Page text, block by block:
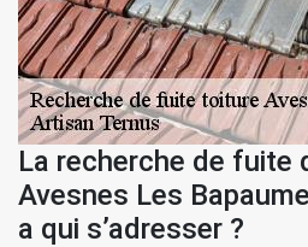
La recherche de fuite
Avesnes Les
a qui s’adresser ?